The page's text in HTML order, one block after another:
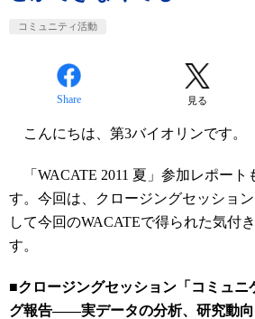
コミュニティ活動
Share 見る
こんにちは、第3バイオリンです。
「WACATE 2011 夏」参加レポート
す。今回は、クロージングセッショ
して今回のWACATEで得られた気付
す。
■クロージングセッション「コミュニ
グ報告――実データの分析、研究動向